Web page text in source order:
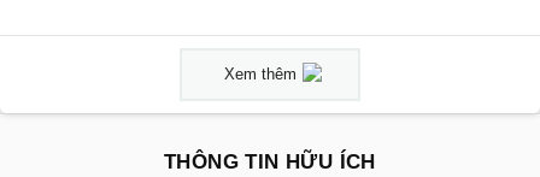
Xem thêm
THÔNG TIN HỮU ÍCH